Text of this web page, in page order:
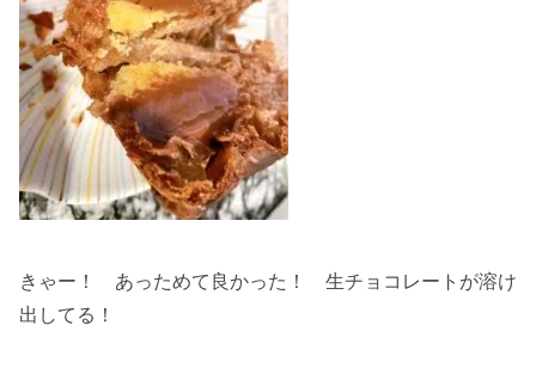
きゃー！ あっためて良かった！ 生チョコレートが溶け
出してる！